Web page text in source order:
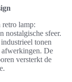
retro lamp:
nostalgische sfeer.
tonen
afwerkingen. De
versterkt de